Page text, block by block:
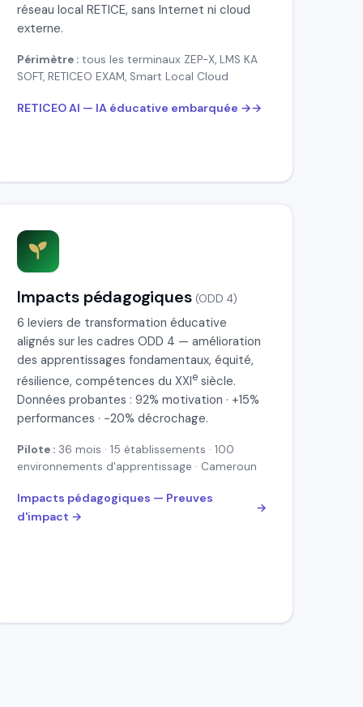
réseau local RETICE, sans Internet ni cloud
externe.
Périmètre : tous les terminaux ZEP-X, LMS KA
SOFT, RETICEO EXAM, Smart Local Cloud
RETICEO AI — IA éducative embarquée →
Impacts pédagogiques (ODD 4)
6 leviers de transformation éducative
alignés sur les cadres ODD 4 — amélioration
des apprentissages fondamentaux, équité,
résilience, compétences du XXIe siècle.
Données probantes : 92% motivation · +15%
performances · −20% décrochage.
Pilote : 36 mois · 15 établissements · 100
environnements d'apprentissage · Cameroun
Impacts pédagogiques — Preuves
d'impact →